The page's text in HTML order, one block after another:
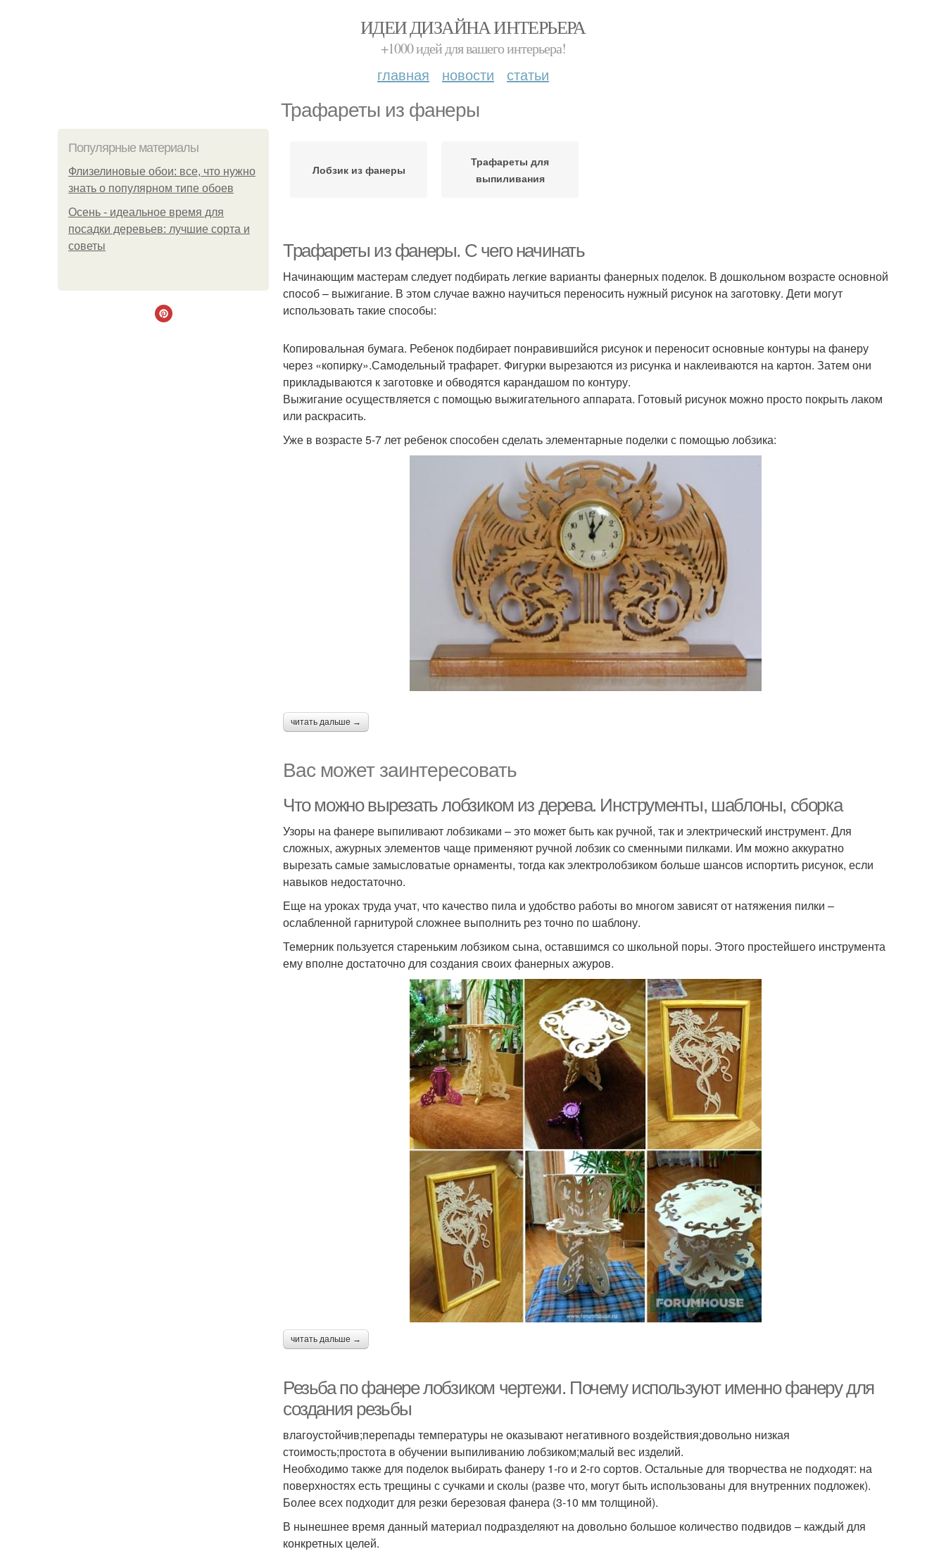
ИДЕИ ДИЗАЙНА ИНТЕРЬЕРА
+1000 идей для вашего интерьера!
главная новости статьи
Трафареты из фанеры
Популярные материалы
Флизелиновые обои: все, что нужно
знать о популярном типе обоев
Осень - идеальное время для
посадки деревьев: лучшие сорта и
советы
Лобзик из фанеры
Трафареты для
выпиливания
Трафареты из фанеры. С чего начинать
Начинающим мастерам следует подбирать легкие варианты фанерных поделок. В дошкольном возрасте основной
способ – выжигание. В этом случае важно научиться переносить нужный рисунок на заготовку. Дети могут
использовать такие способы:
Копировальная бумага. Ребенок подбирает понравившийся рисунок и переносит основные контуры на фанеру
через «копирку».Самодельный трафарет. Фигурки вырезаются из рисунка и наклеиваются на картон. Затем они
прикладываются к заготовке и обводятся карандашом по контуру.
Выжигание осуществляется с помощью выжигательного аппарата. Готовый рисунок можно просто покрыть лаком
или раскрасить.
Уже в возрасте 5-7 лет ребенок способен сделать элементарные поделки с помощью лобзика:
читать дальше →
Вас может заинтересовать
Что можно вырезать лобзиком из дерева. Инструменты, шаблоны, сборка
Узоры на фанере выпиливают лобзиками – это может быть как ручной, так и электрический инструмент. Для
сложных, ажурных элементов чаще применяют ручной лобзик со сменными пилками. Им можно аккуратно
вырезать самые замысловатые орнаменты, тогда как электролобзиком больше шансов испортить рисунок, если
навыков недостаточно.
Еще на уроках труда учат, что качество пила и удобство работы во многом зависят от натяжения пилки –
ослабленной гарнитурой сложнее выполнить рез точно по шаблону.
Темерник пользуется стареньким лобзиком сына, оставшимся со школьной поры. Этого простейшего инструмента
ему вполне достаточно для создания своих фанерных ажуров.
читать дальше →
Резьба по фанере лобзиком чертежи. Почему используют именно фанеру для
создания резьбы
влагоустойчив;перепады температуры не оказывают негативного воздействия;довольно низкая
стоимость;простота в обучении выпиливанию лобзиком;малый вес изделий.
Необходимо также для поделок выбирать фанеру 1-го и 2-го сортов. Остальные для творчества не подходят: на
поверхностях есть трещины с сучками и сколы (разве что, могут быть использованы для внутренних подложек).
Более всех подходит для резки березовая фанера (3-10 мм толщиной).
В нынешнее время данный материал подразделяют на довольно большое количество подвидов – каждый для
конкретных целей.